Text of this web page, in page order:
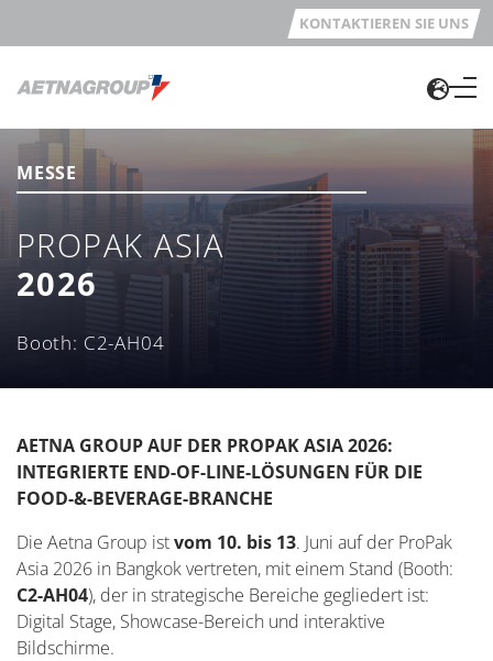
KONTAKTIEREN SIE UNS
MESSE
PROPAK ASIA
2026
Booth: C2-AH04
AETNA GROUP AUF DER PROPAK ASIA 2026:
INTEGRIERTE END-OF-LINE-LÖSUNGEN FÜR DIE
FOOD-&-BEVERAGE-BRANCHE
Die Aetna Group istvom 10. bis 13. Juni auf der ProPak
Asia 2026 in Bangkok vertreten, mit einem Stand (Booth:
C2-AH04), der in strategische Bereiche gegliedert ist:
Digital Stage, Showcase-Bereich und interaktive
Bildschirme.